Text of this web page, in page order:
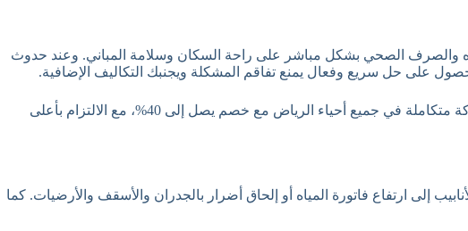
والصرف الصحي بشكل مباشر على راحة السكان وسلامة المباني. وعند حدوث
على حل سريع وفعال يمنع تفاقم المشكلة ويجنبك التكاليف الإضافية.
إذا كنت تبحث عن فني سباكة محترف يقدم خدمات عالية الجودة بأسعار مناسبة، فأنت في المكان الصحيح. نحن نوفر خدمات سباكة متكاملة في جميع أحياء الرياض مع خصم يصل إلى 40%، مع الالتزام بأعلى
إلى ارتفاع فاتورة المياه أو إلحاق أضرار بالجدران والأسقف والأرضيات. كما